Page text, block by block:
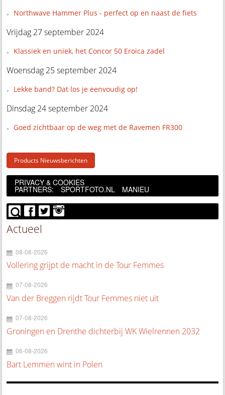
Northwave Hammer Plus - perfect op en naast de fiets
Vrijdag 27 september 2024
Klassiek en uniek, het Concor 50 Eroica zadel
Woensdag 25 september 2024
Lekke band? Dat los je eenvoudig op!
Dinsdag 24 september 2024
Goed zichtbaar op de weg met de Ravemen FR300
Products Nieuwsberichten
PRIVACY & COOKIES
PARTNERS: SPORTFOTO.NL MANIEU
Actueel
08-08-2026
Vollering grijpt de macht in de Tour Femmes
07-08-2026
Van der Breggen rijdt Tour Femmes niet uit
07-08-2026
Groningen en Drenthe dichterbij WK Wielrennen 2032
06-08-2026
Bart Lemmen wint in Polen